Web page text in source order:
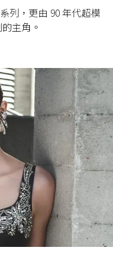
列，更由 90 年代超模
主角。